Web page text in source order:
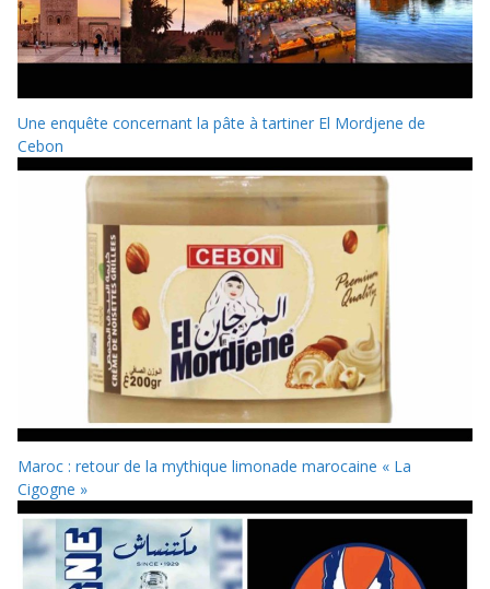
Une enquête concernant la pâte à tartiner El Mordjene de
Cebon
Maroc : retour de la mythique limonade marocaine « La
Cigogne »